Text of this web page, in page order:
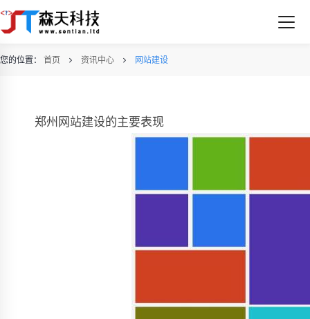
您的位置： 首页 资讯中心 网站建设
郑州网站建设的主要表现